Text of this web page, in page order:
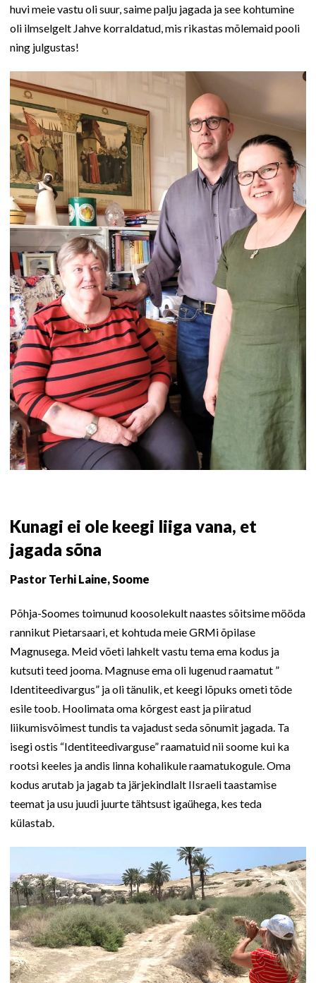
huvi meie vastu oli suur, saime palju jagada ja see kohtumine
oli ilmselgelt Jahve korraldatud, mis rikastas mõlemaid pooli
ning julgustas!
Kunagi ei ole keegi liiga vana, et
jagada sõna
Pastor Terhi Laine, Soome
Põhja-Soomes toimunud koosolekult naastes sõitsime mööda
rannikut Pietarsaari, et kohtuda meie GRMi õpilase
Magnusega. Meid võeti lahkelt vastu tema ema kodus ja
kutsuti teed jooma. Magnuse ema oli lugenud raamatut ”
Identiteedivargus” ja oli tänulik, et keegi lõpuks ometi tõde
esile toob. Hoolimata oma kõrgest east ja piiratud
liikumisvõimest tundis ta vajadust seda sõnumit jagada. Ta
isegi ostis “Identiteedivarguse” raamatuid nii soome kui ka
rootsi keeles ja andis linna kohalikule raamatukogule. Oma
kodus arutab ja jagab ta järjekindlalt IIsraeli taastamise
teemat ja usu juudi juurte tähtsust igaühega, kes teda
külastab.